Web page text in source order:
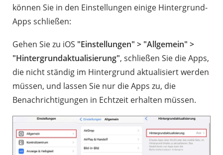
können Sie in den Einstellungen einige Hintergrund-
Apps schließen:
Gehen Sie zu iOS "Einstellungen" > "Allgemein" >
"Hintergrundaktualisierung", schließen Sie die Apps,
die nicht ständig im Hintergrund aktualisiert werden
müssen, und lassen Sie nur die Apps zu, die
Benachrichtigungen in Echtzeit erhalten müssen.